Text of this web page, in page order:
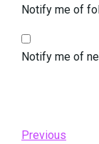
Notify me of
Notify me of
Previous
Previous